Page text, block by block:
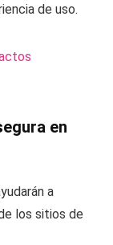
de uso.
en
a
los sitios de